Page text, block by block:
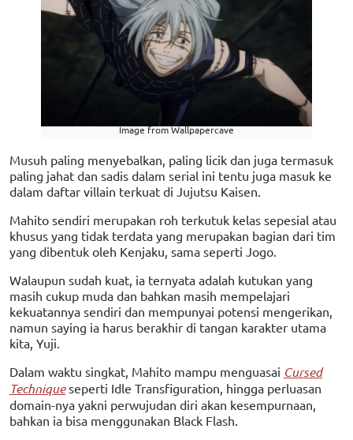
Image from Wallpapercave
Musuh paling menyebalkan, paling licik dan juga termasuk
paling jahat dan sadis dalam serial ini tentu juga masuk ke
dalam daftar villain terkuat di Jujutsu Kaisen.
Mahito sendiri merupakan roh terkutuk kelas sepesial atau
khusus yang tidak terdata yang merupakan bagian dari tim
yang dibentuk oleh Kenjaku, sama seperti Jogo.
Walaupun sudah kuat, ia ternyata adalah kutukan yang
masih cukup muda dan bahkan masih mempelajari
kekuatannya sendiri dan mempunyai potensi mengerikan,
namun saying ia harus berakhir di tangan karakter utama
kita, Yuji.
Dalam waktu singkat, Mahito mampu menguasai Cursed
Techniqueseperti Idle Transfiguration, hingga perluasan
domain-nya yakni perwujudan diri akan kesempurnaan,
bahkan ia bisa menggunakan Black Flash.